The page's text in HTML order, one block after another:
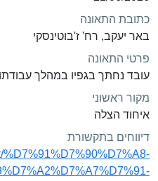
כתובת התאונה
באר יעקב, רח' ז'בוטינסקי
פרטי התאונה
עובד נחתך בגפיו במהלך עבודתו
מקור ראשוני
איחוד הצלה
דיווחים בתקשורת
%D7%91%D7%90%D7%A8-